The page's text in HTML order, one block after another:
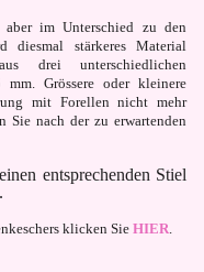
im Unterschied zu den
diesmal stärkeres Material
drei unterschiedlichen
Grössere oder kleinere
mit Forellen nicht mehr
Sie nach der zu erwartenden
entsprechenden Stiel
klicken Sie HIER.